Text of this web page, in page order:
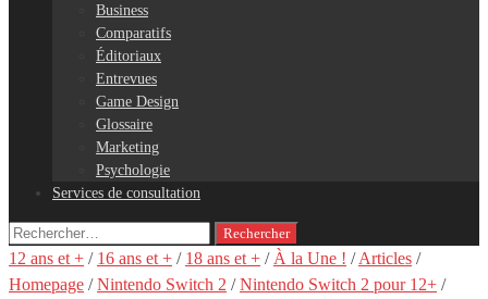
Business
Comparatifs
Éditoriaux
Entrevues
Game Design
Glossaire
Marketing
Psychologie
Services de consultation
Rechercher :
12 ans et + / 16 ans et + / 18 ans et + / À la Une ! /Articles /
Homepage /Nintendo Switch 2 /Nintendo Switch 2 pour 12+ /